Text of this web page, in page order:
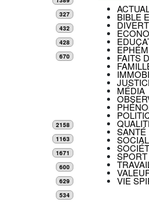
327
432
428
670
2158
1163
1671
600
629
534
BIBLE
FAITS
MÉDIA
SANTÉ
SOCIAL
SPORT
VIE